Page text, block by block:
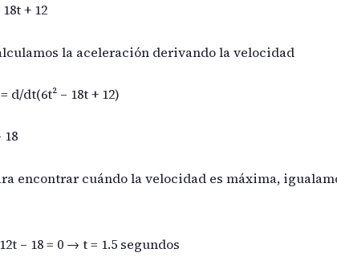
+ 12
la aceleración derivando la velocidad
d/dt(6t² – 18t + 12)
18
encontrar cuándo la velocidad es máxima,
– 18 = 0 → t = 1.5 segundos